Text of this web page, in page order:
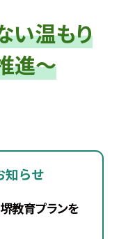
い温もり
進～
らせ
教育プランを